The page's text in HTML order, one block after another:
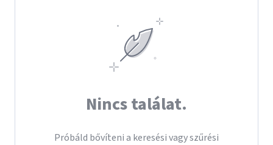
Nincs találat.
Próbáld bővíteni a keresési vagy szűrési